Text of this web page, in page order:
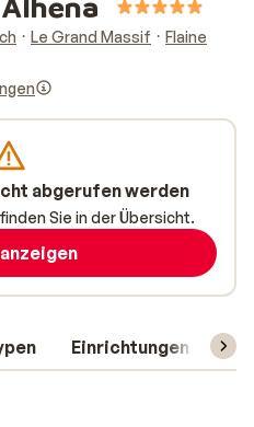
Le Grand Massif
Flaine
Einrichtungen
abgerufen werden
Sie in der Übersicht.